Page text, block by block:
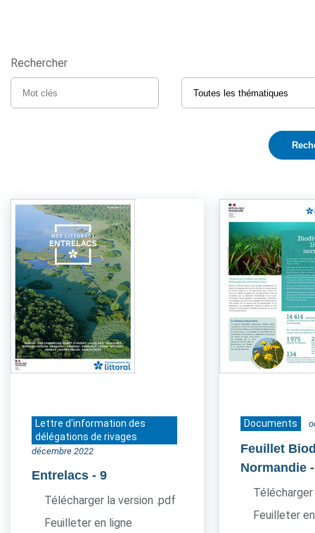
Rechercher
Lettre d'information des
délégations de rivages
décembre 2022
Entrelacs - 9
Télécharger la version .pdf
Feuilleter en ligne
Documents
Feuillet
Normandie
Feuilleter